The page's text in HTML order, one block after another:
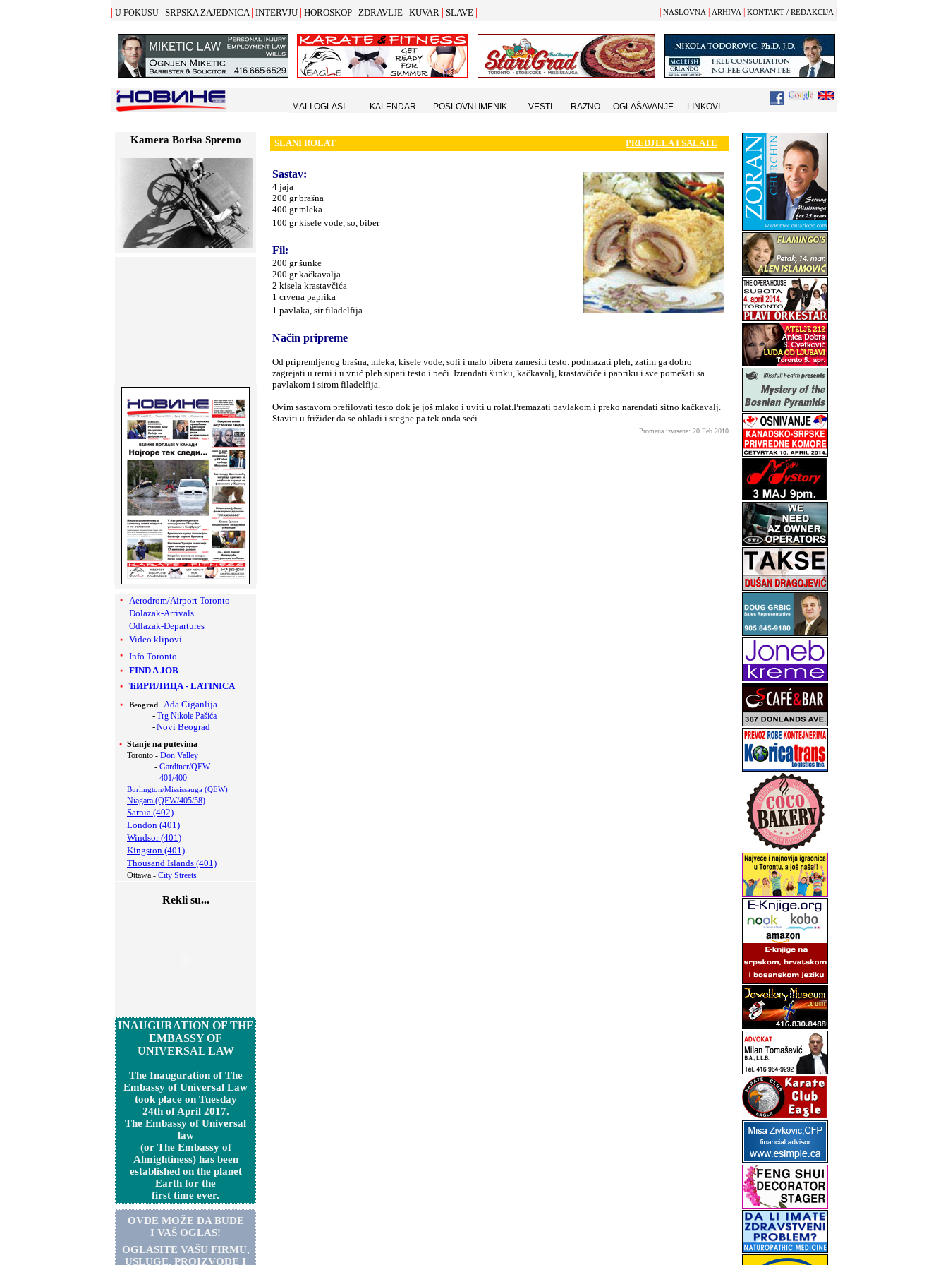
| U FOKUSU | SRPSKA ZAJEDNICA | INTERVJU | HOROSKOP | ZDRAVLJE | KUVAR | SLAVE | NASLOVNA ARHIVA KONTAKT / REDAKCIJA
Kamera Borisa Spremo
Aerodrom/Airport Toronto
Dolazak-Arrivals
Odlazak-Departures
Video klipovi
Info Toronto
FIND A JOB
ЋИРИЛИЦА - LATINICA
Beograd -Ada Ciganlija
-Trg Nikole Pašića
-Novi Beograd
Stanje na putevima
Toronto - Don Valley
- Gardiner/QEW
- 401/400
Burlington/Mississauga (QEW)
Niagara (QEW/405/58)
Sarnia (402)
London (401)
Windsor (401)
Kingston (401)
Thousand Islands (401)
Ottawa - City Streets
Rekli su...
INAUGURATION OF THE
EMBASSY OF
UNIVERSAL LAW
The Inauguration of The
Embassy of Universal Law
took place on Tuesday
24th of April 2017.
The Embassy of Universal
law
(or The Embassy of
Almightiness) has been
established on the planet
Earth for the
first time ever.
OVDE MOŽE DA BUDE
I VAŠ OGLAS!
OGLASITE VAŠU FIRMU,
USLUGE, PROIZVODE I
SLANI ROLAT PREDJELA I SALATE
Sastav:
4 jaja
200 gr brašna
400 gr mleka
100 gr kisele vode, so, biber
Fil:
200 gr šunke
200 gr kačkavalja
2 kisela krastavčića
1 crvena paprika
1 pavlaka, sir filadelfija
Način pripreme
Od pripremljenog brašna, mleka, kisele vode, soli i malo bibera zamesiti testo. podmazati pleh, zatim ga dobro
zagrejati u rerni i u vruć pleh sipati testo i peći. Izrendati šunku, kačkavalj, krastavčiće i papriku i sve pomešati sa
pavlakom i sirom filadelfija.
Ovim sastavom prefilovati testo dok je još mlako i uviti u rolat.Premazati pavlakom i preko narendati sitno kačkavalj.
Staviti u frižider da se ohladi i stegne pa tek onda seći.
Promena izvrsena: 20 Feb 2010
MALI OGLASI KALENDAR POSLOVNI IMENIK VESTI RAZNO OGLAŠAVANJE LINKOVI